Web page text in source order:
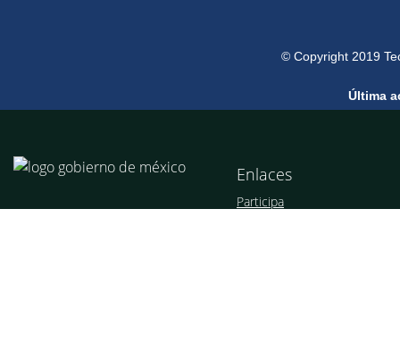
© Copyright 2019
Última
Enlaces
Participa